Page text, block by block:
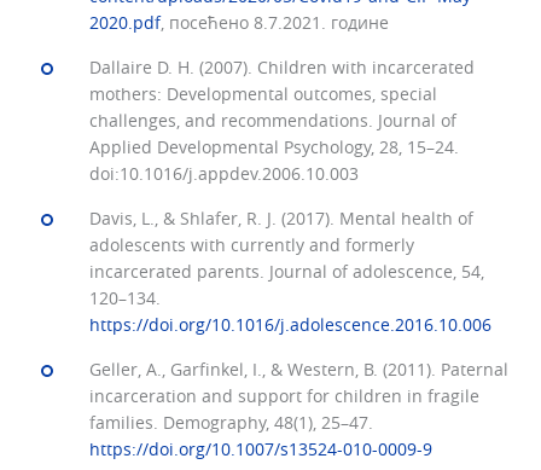
2020.pdf, посећено 8.7.2021. године
Dallaire D. H. (2007). Children with incarcerated
mothers: Developmental outcomes, special
challenges, and recommendations. Journal of
Applied Developmental Psychology, 28, 15–24.
doi:10.1016/j.appdev.2006.10.003
Davis, L., & Shlafer, R. J. (2017). Mental health of
adolescents with currently and formerly
incarcerated parents. Journal of adolescence, 54,
120–134.
https://doi.org/10.1016/j.adolescence.2016.10.006
Geller, A., Garfinkel, I., & Western, B. (2011). Paternal
incarceration and support for children in fragile
families. Demography, 48(1), 25–47.
https://doi.org/10.1007/s13524-010-0009-9